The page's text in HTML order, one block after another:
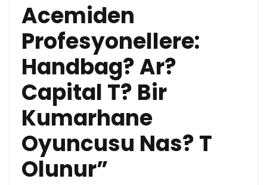
Acemiden
Profesyonellere:
Handbag? Ar?
Capital T? Bir
Kumarhane
Oyuncusu Nas? T
Olunur”